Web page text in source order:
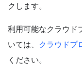
クします。
利用可能なクラウド
いては、 クラウドプ
ください。